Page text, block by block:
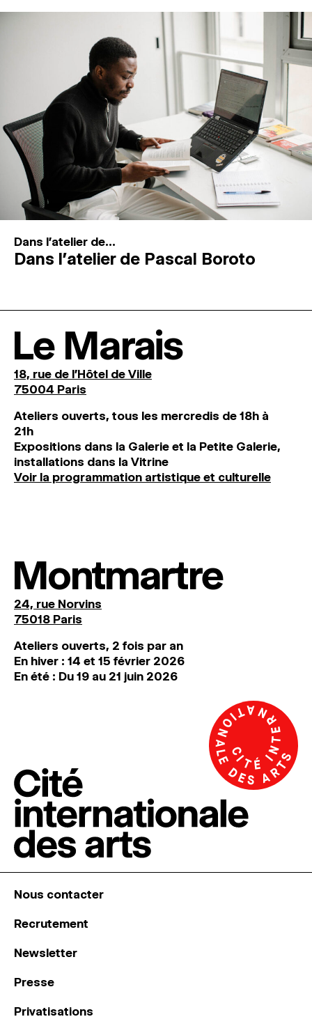
Dans l'atelier de...
Dans l’atelier de Pascal Boroto
Le Marais
18, rue de l'Hôtel de Ville
75004 Paris
Ateliers ouverts, tous les mercredis de 18h à
21h
Expositions dans la Galerie et la Petite Galerie,
installations dans la Vitrine
Voir la programmation artistique et culturelle
Montmartre
24, rue Norvins
75018 Paris
Ateliers ouverts, 2 fois par an
En hiver : 14 et 15 février 2026
En été : Du 19 au 21 juin 2026
Nous contacter
Recrutement
Newsletter
Presse
Privatisations